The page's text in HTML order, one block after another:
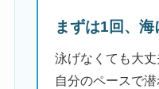
まずは1回、
泳げなくても大丈
自分のペースで潜